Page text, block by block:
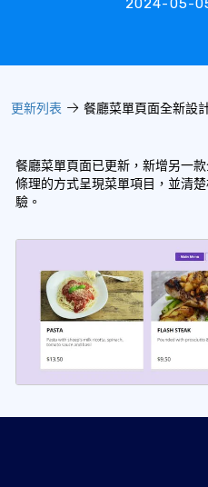
2024-05-
更新列表 餐廳菜單頁面全新設
餐廳菜單頁面已更新，新增另一
條理的方式呈現菜單項目，並清
驗。